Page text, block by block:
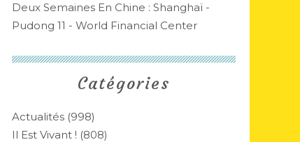
Catégories
Actualités (998)
Il Est Vivant ! (808)
Deux Semaines En Chine : Shanghaï -
Pudong 11 - World Financial Center